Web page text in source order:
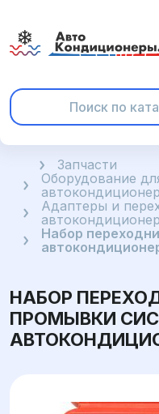
ГлавнаяЗапчасти
Оборудование
Адаптеры и
Набор
НАБОР
ПРОМЫВКИ